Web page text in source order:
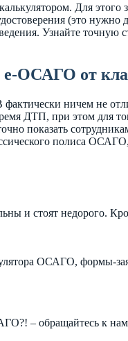
Для
(это
Узнайте
е-ОСАГО от
ничем не
ДТП, при этом для
показать
полиса
и стоят недорого.
ОСАГО, формы-
– обращайтесь к